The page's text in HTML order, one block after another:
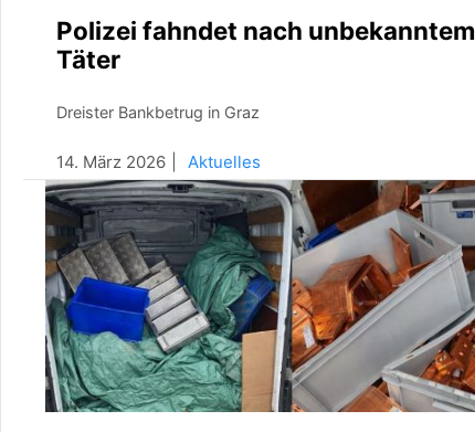
Polizei fahndet nach unbekanntem
Täter
Dreister Bankbetrug in Graz
14. März 2026 Aktuelles